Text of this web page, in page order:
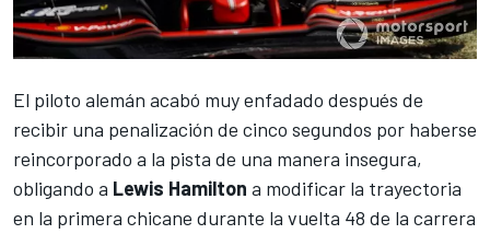
El piloto alemán acabó muy enfadado después de
recibir una penalización de cinco segundos por haberse
reincorporado a la pista de una manera insegura,
obligando a Lewis Hamilton a modificar la trayectoria
en la primera chicane durante la vuelta 48 de la carrera